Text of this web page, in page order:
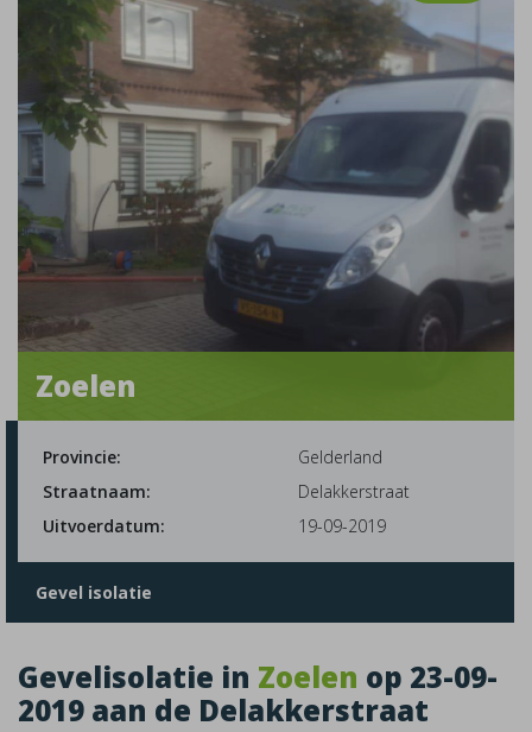
Zoelen
Provincie:
Gelderland
Straatnaam:
Delakkerstraat
Uitvoerdatum:
19-09-2019
Gevel isolatie
Gevelisolatie in Zoelen op 23-09-
2019 aan de Delakkerstraat